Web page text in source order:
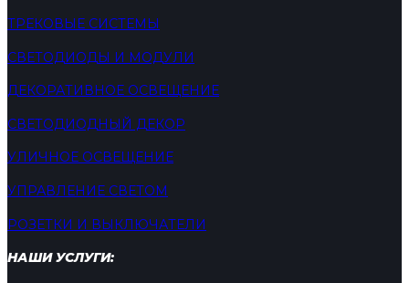
ТРЕКОВЫЕ СИСТЕМЫ
СВЕТОДИОДЫ И МОДУЛИ
ДЕКОРАТИВНОЕ ОСВЕЩЕНИЕ
СВЕТОДИОДНЫЙ ДЕКОР
УЛИЧНОЕ ОСВЕЩЕНИЕ
УПРАВЛЕНИЕ СВЕТОМ
РОЗЕТКИ И ВЫКЛЮЧАТЕЛИ
НАШИ УСЛУГИ: